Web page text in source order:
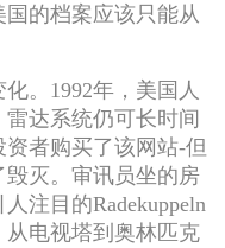
的档案应该只能从
。1992年，美国人
达系统仍可长时间
者购买了该网站-但
灭。审讯员坐的房
注目的Radekuppeln
电视塔到奥林匹克